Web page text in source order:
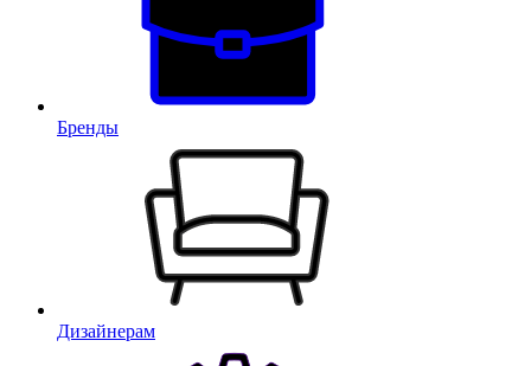
Бренды
Дизайнерам